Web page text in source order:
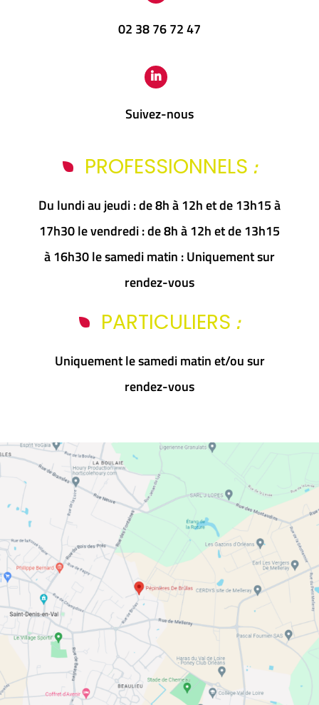
02 38 76 72 47
Suivez-nous
PROFESSIONNELS :
Du lundi au jeudi : de 8h à 12h et de 13h15 à
17h30 le vendredi : de 8h à 12h et de 13h15
à 16h30 le samedi matin : Uniquement sur
rendez-vous
PARTICULIERS :
Uniquement le samedi matin et/ou sur
rendez-vous